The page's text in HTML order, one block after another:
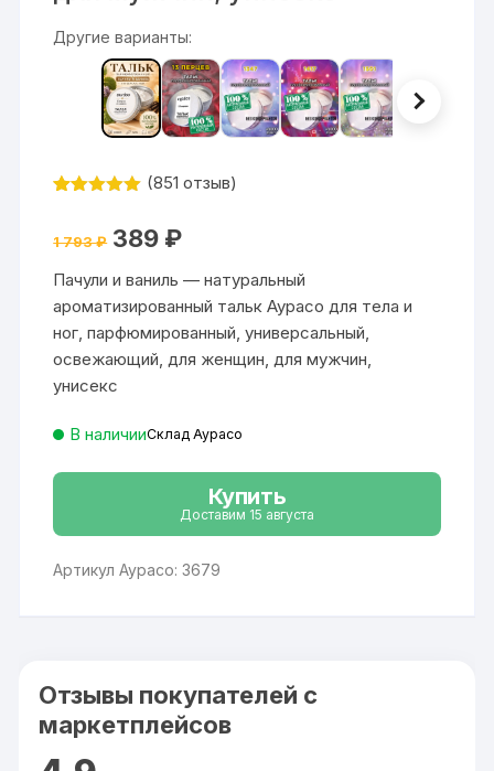
Другие варианты:
на основе
пользовател
я
(851 отзыв)
1 793₽ Первоначальная
цена
1
793 ₽.
389 ₽Текущая
Пачули и ваниль — натуральный
ароматизированный тальк Аурасо для тела и
ног, парфюмированный, универсальный,
освежающий, для женщин, для мужчин,
унисекс
В наличииСклад Аурасо
Купить
Доставим 15 августа
Артикул Аурасо: 3679
Отзывы покупателей с
маркетплейсов